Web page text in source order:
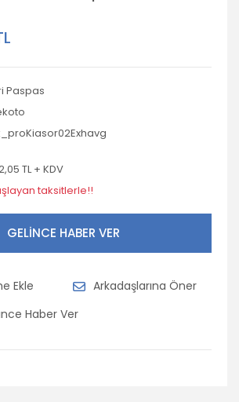
Paspas
TL + KDV
taksitlerle!!
GELİNCE HABER VER
Arkadaşlarına Öner
Haber Ver